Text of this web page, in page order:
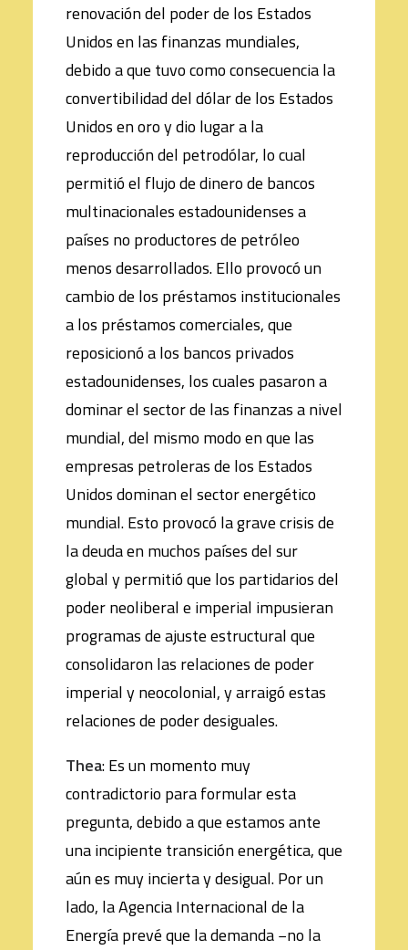
renovación del poder de los Estados
Unidos en las finanzas mundiales,
debido a que tuvo como consecuencia la
convertibilidad del dólar de los Estados
Unidos en oro y dio lugar a la
reproducción del petrodólar, lo cual
permitió el flujo de dinero de bancos
multinacionales estadounidenses a
países no productores de petróleo
menos desarrollados. Ello provocó un
cambio de los préstamos institucionales
a los préstamos comerciales, que
reposicionó a los bancos privados
estadounidenses, los cuales pasaron a
dominar el sector de las finanzas a nivel
mundial, del mismo modo en que las
empresas petroleras de los Estados
Unidos dominan el sector energético
mundial. Esto provocó la grave crisis de
la deuda en muchos países del sur
global y permitió que los partidarios del
poder neoliberal e imperial impusieran
programas de ajuste estructural que
consolidaron las relaciones de poder
imperial y neocolonial, y arraigó estas
relaciones de poder desiguales.
Thea: Es un momento muy
contradictorio para formular esta
pregunta, debido a que estamos ante
una incipiente transición energética, que
aún es muy incierta y desigual. Por un
lado, la Agencia Internacional de la
Energía prevé que la demanda −no la